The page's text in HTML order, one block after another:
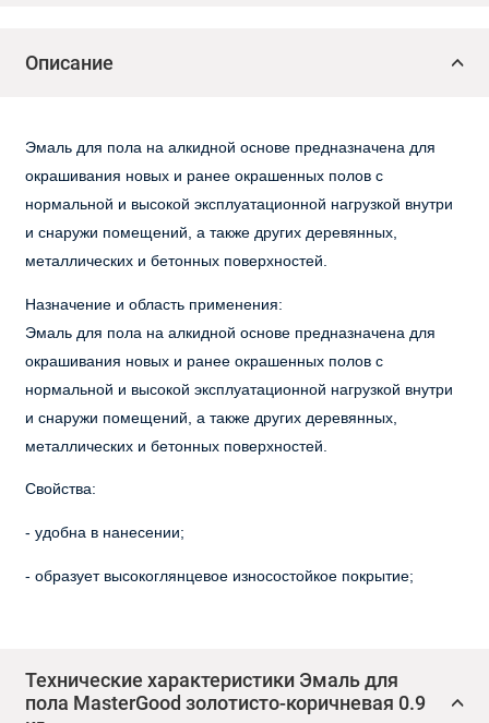
Описание
Эмаль для пола на алкидной основе предназначена для
окрашивания новых и ранее окрашенных полов с
нормальной и высокой эксплуатационной нагрузкой внутри
и снаружи помещений, а также других деревянных,
металлических и бетонных поверхностей.
Назначение и область применения:
Эмаль для пола на алкидной основе предназначена для
окрашивания новых и ранее окрашенных полов с
нормальной и высокой эксплуатационной нагрузкой внутри
и снаружи помещений, а также других деревянных,
металлических и бетонных поверхностей.
Свойства:
- удобна в нанесении;
- образует высокоглянцевое износостойкое покрытие;
- устойчива к бытовым моющим средствам и техническим
Технические характеристики Эмаль для
пола MasterGood золотисто-коричневая 0.9